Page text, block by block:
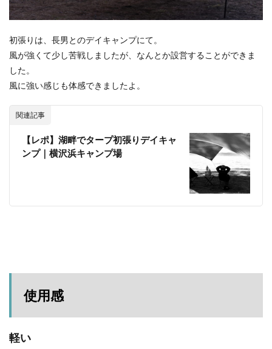
初張りは、長男とのデイキャンプにて。
風が強くて少し苦戦しましたが、なんとか設営することができま
した。
風に強い感じも体感できましたよ。
関連記事
【レポ】湖畔でタープ初張りデイキャ
ンプ｜横沢浜キャンプ場
使用感
軽い